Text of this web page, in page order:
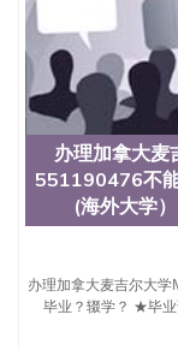
外大学有毕业
格QQ微信
办理国外文凭
查文凭QQ微信
微信
551190476 国
办理学历认证
QQ微信
University, 又
年，简称SJSU
西地区的公立
心，占地154
名综合性公立
茅的毕业薪资
教育质量，被
办理加拿大麦
551190476不
(海外大学
办理加拿大麦吉尔大
毕业？辍学？ ★毕